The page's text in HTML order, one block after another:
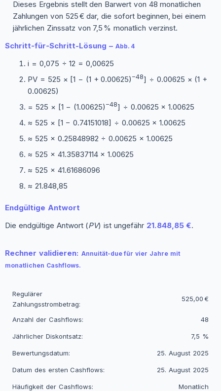
Dieses Ergebnis stellt den Barwert von 48 monatlichen
Zahlungen von 525 € dar, die sofort beginnen, bei einem
jährlichen Zinssatz von 7,5 % monatlich verzinst.
Schritt‑für‑Schritt-Lösung – Abb. 4
i = 0,075 ÷ 12 = 0,00625
PV = 525 × [1 − (1 + 0.00625) −48] ÷ 0.00625 × (1 +
0.00625)
= 525 × [1 − (1.00625) −48] ÷ 0.00625 × 1.00625
≈ 525 × [1 − 0.74151018] ÷ 0.00625 × 1.00625
≈ 525 × 0.25848982 ÷ 0.00625 × 1.00625
≈ 525 × 41.35837114 × 1.00625
≈ 525 × 41.61686096
≈ 21.848,85
Endgültige Antwort
Die endgültige Antwort (PV) ist ungefähr 21.848,85 €.
Rechner validieren: Annuität‑due für vier Jahre mit
monatlichen Cashflows.
Regulärer
Zahlungsstrombetrag:
525,00 €
Anzahl der Cashflows: 48
Jährlicher Diskontsatz: 7,5 %
Bewertungsdatum: 25. August 2025
Datum des ersten Cashflows: 25. August 2025
Häufigkeit der Cashflows: Monatlich